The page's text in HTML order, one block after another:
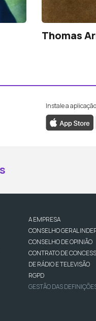
Thomas
da RTP
da RTP
da
ao X da RTP
Instale a aplicação
A EMPRESA
CONSELHO GERAL
CONSELHO DE OPINIÃO
CONTRATO DE
DE RÁDIO E TELEVISÃO
RGPD
GESTÃO DAS